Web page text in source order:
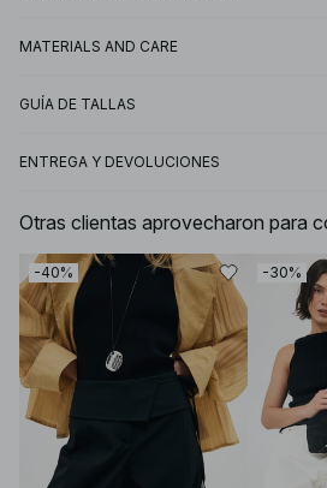
MATERIALS AND CARE
GUÍA DE TALLAS
ENTREGA Y DEVOLUCIONES
Otras clientas aprovecharon para
-40% -30%